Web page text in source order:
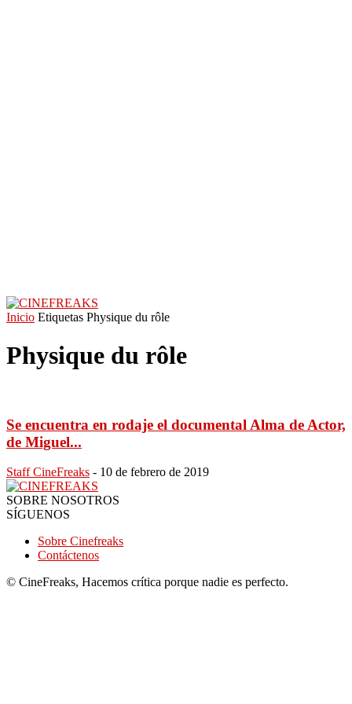
Inicio Etiquetas Physique du rôle
Physique du rôle
Se encuentra en rodaje el documental Alma de Actor,
de Miguel...
Staff CineFreaks - 10 de febrero de 2019
SOBRE NOSOTROS
SÍGUENOS
Sobre Cinefreaks
Contáctenos
© CineFreaks, Hacemos crítica porque nadie es perfecto.